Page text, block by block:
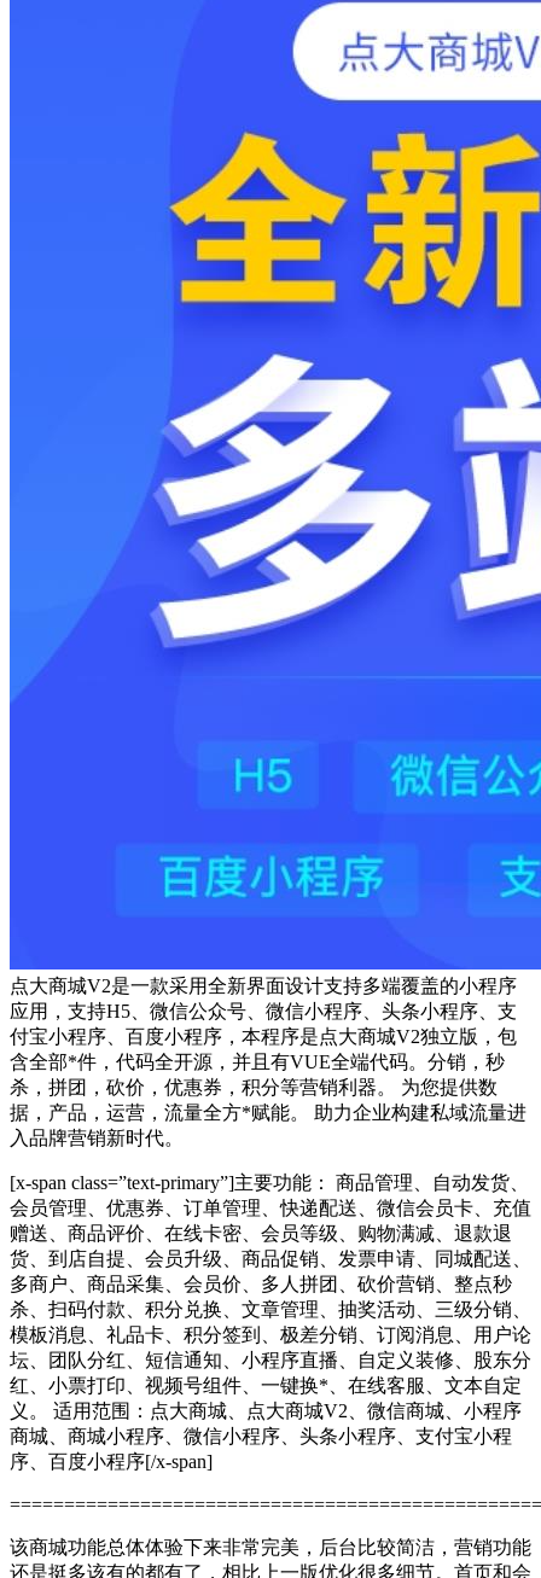
点大商城V2是一款采用全新界面设计支持多端覆盖的小程序
应用，支持H5、微信公众号、微信小程序、头条小程序、支
付宝小程序、百度小程序，本程序是点大商城V2独立版，包
含全部*件，代码全开源，并且有VUE全端代码。分销，秒
杀，拼团，砍价，优惠券，积分等营销利器。 为您提供数
据，产品，运营，流量全方*赋能。 助力企业构建私域流量进
入品牌营销新时代。
[x-span class=”text-primary”]主要功能： 商品管理、自动发货、
会员管理、优惠券、订单管理、快递配送、微信会员卡、充值
赠送、商品评价、在线卡密、会员等级、购物满减、退款退
货、到店自提、会员升级、商品促销、发票申请、同城配送、
多商户、商品采集、会员价、多人拼团、砍价营销、整点秒
杀、扫码付款、积分兑换、文章管理、抽奖活动、三级分销、
模板消息、礼品卡、积分签到、极差分销、订阅消息、用户论
坛、团队分红、短信通知、小程序直播、自定义装修、股东分
红、小票打印、视频号组件、一键换*、在线客服、文本自定
义。 适用范围：点大商城、点大商城V2、微信商城、小程序
商城、商城小程序、微信小程序、头条小程序、支付宝小程
序、百度小程序[/x-span]
该商城功能总体体验下来非常完美，后台比较简洁，营销功能
还是挺多该有的都有了，相比上一版优化很多细节。首页和会